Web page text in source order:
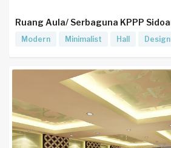
Ruang Aula/ Serbaguna KPPP
Modern Minimalist Hall